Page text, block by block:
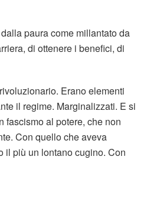
paura come millantato da
di ottenere i benefici, di
Erano elementi
il regime. Marginalizzati. E si
fascismo al potere, che non
Con quello che aveva
il più un lontano cugino. Con